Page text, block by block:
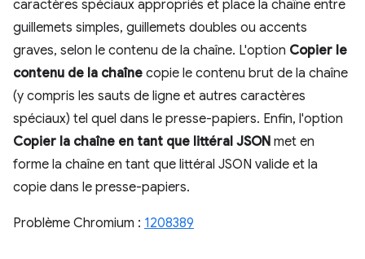
caractères spéciaux appropriés et place la chaîne entre
guillemets simples, guillemets doubles ou accents
graves, selon le contenu de la chaîne. L'option Copier le
contenu de la chaîne copie le contenu brut de la chaîne
(y compris les sauts de ligne et autres caractères
spéciaux) tel quel dans le presse-papiers. Enfin, l'option
Copier la chaîne en tant que littéral JSON met en
forme la chaîne en tant que littéral JSON valide et la
copie dans le presse-papiers.
Problème Chromium : 1208389